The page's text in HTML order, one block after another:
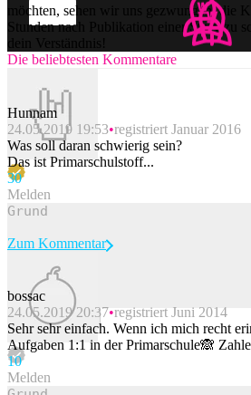
möchten, sehen wir uns gezwungen, die
Stunden nach Publikation einer Story zu
dein Verständnis!
Die beliebtesten Kommentare
Hunnam
24.05.2019 19:53 registriert Januar 2016
Was soll daran schwierig sein?
Das ist Primarschulstoff...
30
Melden
Beitrag melden
Zum Kommentar
bossac
24.05.2019 20:37 registriert Juni 2014
Sehr sehr einfach. Wenn ich mich recht
Aufgaben 1:1 in der Primarschule🙈
10
Melden